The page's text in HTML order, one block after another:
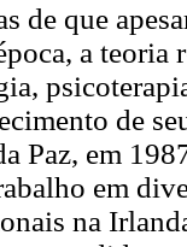
de que
a
de
Paz, em
em
na